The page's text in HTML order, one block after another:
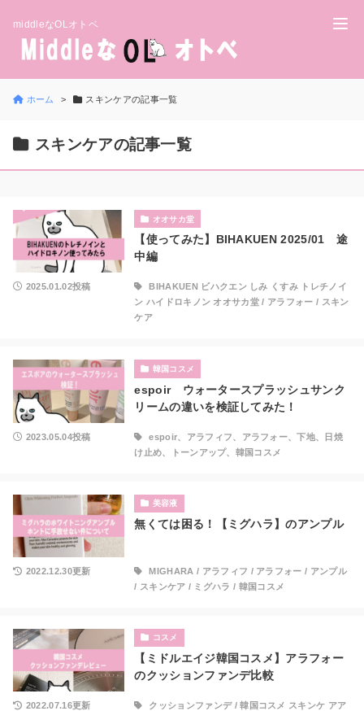
middleなOLオトベ
ホーム スキンケアの記事一覧
スキンケアの記事一覧
オオサカ堂
【使ってみた】BIHAKUEN 2025/01 途
中編
2025.01.02投稿
BIHAKUEN ビハクエン しみ くすみ トレチノイ
ン ハイドロキノン オオサカ堂 / アラフォー / スキン
ケア
韓国コスメ
espoir ウォータースプラッシュサンク
リームの違いを検証してみた！
2023.05.04投稿
espoir、アラフィフ、アラフォー、下地、日焼
け止め、トーンアップ、韓国コスメ
美容液
無くては困る！【ミグハラ】のアンプル
2022.12.30更新 MIGHARA / アラフィフ / アラフォー / アンプル
/ スキンケア / ミグハラ / 韓国コスメ
コスメ
【ミドルエイジ韓国コスメ】アラフォー
のクッションファンデ比較
2022.07.16更新 クッションファンデ/韓国コスメ スキンケ アア